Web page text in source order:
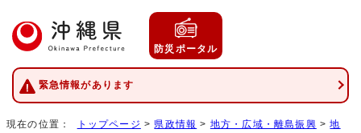
防災ポータル
緊急情報があります
現在の位置： トップページ > 県政情報 > 地方・広域・離島振興 >地